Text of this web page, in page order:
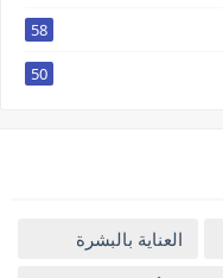
58
50
العناية بالبشرة